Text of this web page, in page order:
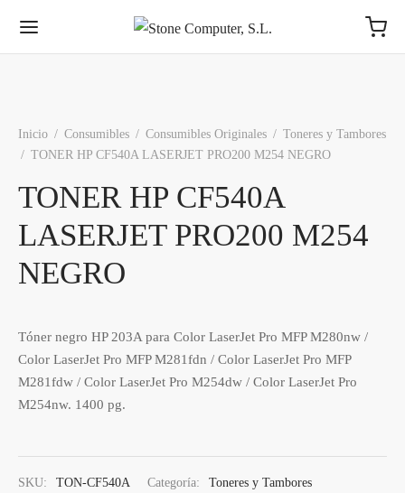
Inicio / Consumibles / Consumibles Originales / Toneres y Tambores
/ TONER HP CF540A LASERJET PRO200 M254 NEGRO
TONER HP CF540A
LASERJET PRO200 M254
NEGRO
Tóner negro HP 203A para Color LaserJet Pro MFP M280nw /
Color LaserJet Pro MFP M281fdn / Color LaserJet Pro MFP
M281fdw / Color LaserJet Pro M254dw / Color LaserJet Pro
M254nw. 1400 pg.
SKU: TON-CF540A Categoría: Toneres y Tambores